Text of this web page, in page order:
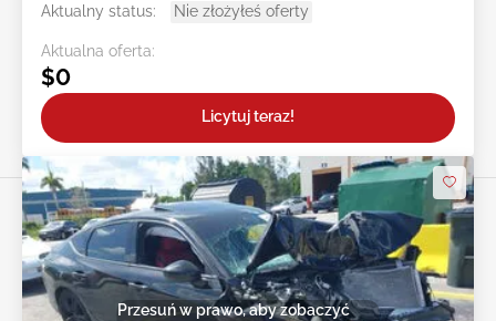
Aktualny status:
Nie złożyłeś oferty
Aktualna oferta:
$0
Licytuj teraz!
Przesuń w prawo, aby zobaczyć